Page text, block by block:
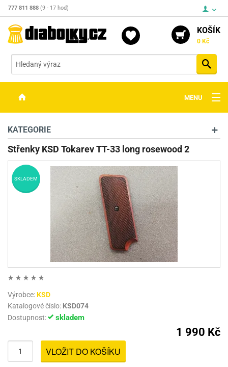
777 811 888 (9 - 17 hod)
KOŠÍK
0 Kč
MENU
OPTIKA
STŘELIVO
PŘÍSLUŠENSTVÍ
DETEKTORY KOVŮ
KATEGORIE
Střenky KSD Tokarev TT-33 long rosewood 2
SKLADEM
Výrobce:KSD
Katalogové číslo: KSD074
Dostupnost:
skladem
1 990 Kč
VLOŽIT DO KOŠÍKU